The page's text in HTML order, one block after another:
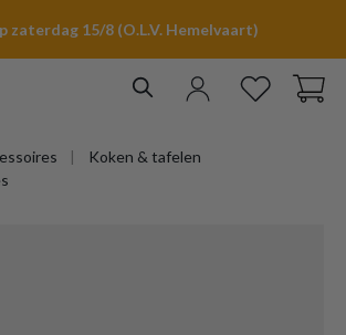
zaterdag 15/8 (O.L.V. Hemelvaart)
Koken & tafelen